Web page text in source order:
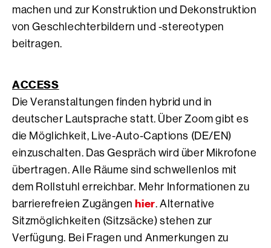
machen und zur Konstruktion und Dekonstruktion
von Geschlechterbildern und -stereotypen
beitragen.
ACCESS
Die Veranstaltungen finden hybrid und in
deutscher Lautsprache statt. Über Zoom gibt es
die Möglichkeit, Live-Auto-Captions (DE/EN)
einzuschalten. Das Gespräch wird über Mikrofone
übertragen. Alle Räume sind schwellenlos mit
dem Rollstuhl erreichbar. Mehr Informationen zu
barrierefreien Zugängen hier. Alternative
Sitzmöglichkeiten (Sitzsäcke) stehen zur
Verfügung. Bei Fragen und Anmerkungen zu